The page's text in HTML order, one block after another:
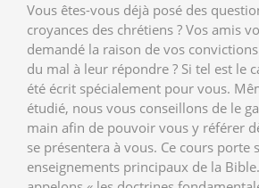
Vous êtes-vous déjà posé des
croyances des chrétiens ? Vos amis
demandé la raison de vos
du mal à leur répondre ? Si tel est le
été écrit spécialement pour vous.
étudié, nous vous conseillons de le
main afin de pouvoir vous y référer
se présentera à vous. Ce cours porte
enseignements principaux de la